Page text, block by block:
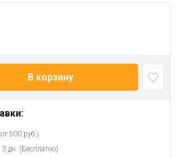
В корзину
500 руб.)
3 дн. (Бесплатно)